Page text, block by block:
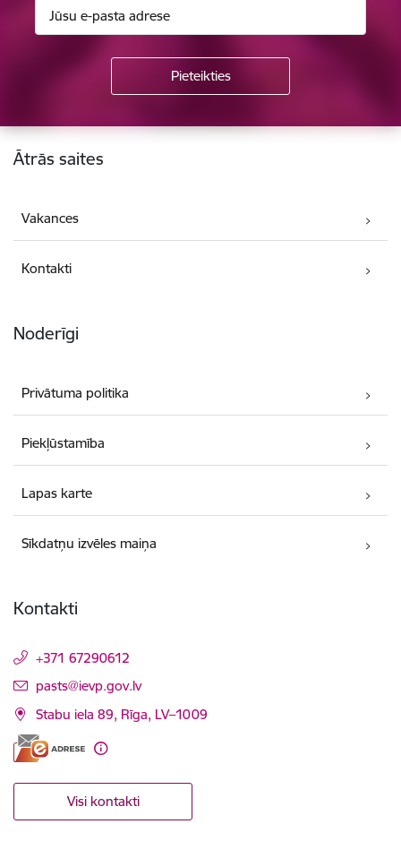
Kājene
Ātrās saites
Vakances
Kontakti
Noderīgi
Privātuma politika
Piekļūstamība
Lapas karte
Sīkdatņu izvēles maiņa
Kontakti
+371 67290612
E-pasts:
pasts@ievp.gov.lv
Stabu iela 89, Rīga, LV–1009
Visi kontakti